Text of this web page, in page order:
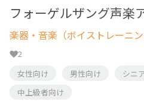
フォーゲルザング声楽
楽器・音楽（ボイストレーニン
2
女性向け
男性向け シニ
中上級者向け